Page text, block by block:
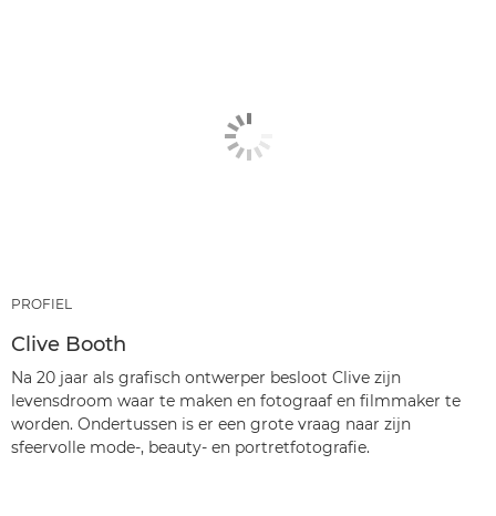
PROFIEL
Clive Booth
Na 20 jaar als grafisch ontwerper besloot Clive zijn
levensdroom waar te maken en fotograaf en filmmaker te
worden. Ondertussen is er een grote vraag naar zijn
sfeervolle mode-, beauty- en portretfotografie.